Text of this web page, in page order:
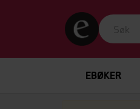
EBØKER